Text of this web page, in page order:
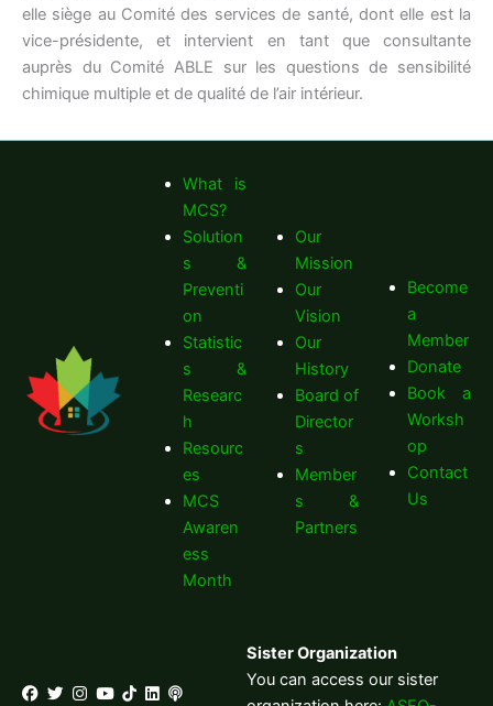
elle siège au Comité des services de santé, dont elle est la
vice-présidente, et intervient en tant que consultante
auprès du Comité ABLE sur les questions de sensibilité
chimique multiple et de qualité de l’air intérieur.
What is
MCS?
Solution
s &
Preventi
on
Statistic
s &
Researc
h
Resourc
es
MCS
Awaren
ess
Month
Our
Mission
Our
Vision
Our
History
Board of
Director
s
Member
s &
Partners
Become
a
Member
Donate
Book a
Worksh
op
Contact
Us
Sister Organization
You can access our sister